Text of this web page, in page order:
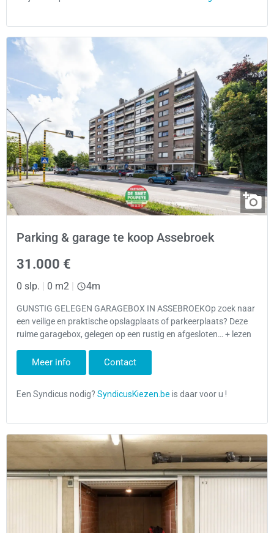
Parking & garage te koop Assebroek
31.000 €
0 slp. | 0 m2 | 4m
GUNSTIG GELEGEN GARAGEBOX IN ASSEBROEKOp zoek naar
een veilige en praktische opslagplaats of parkeerplaats? Deze
ruime garagebox, gelegen op een rustig en afgesloten… + lezen
Meer info Contact